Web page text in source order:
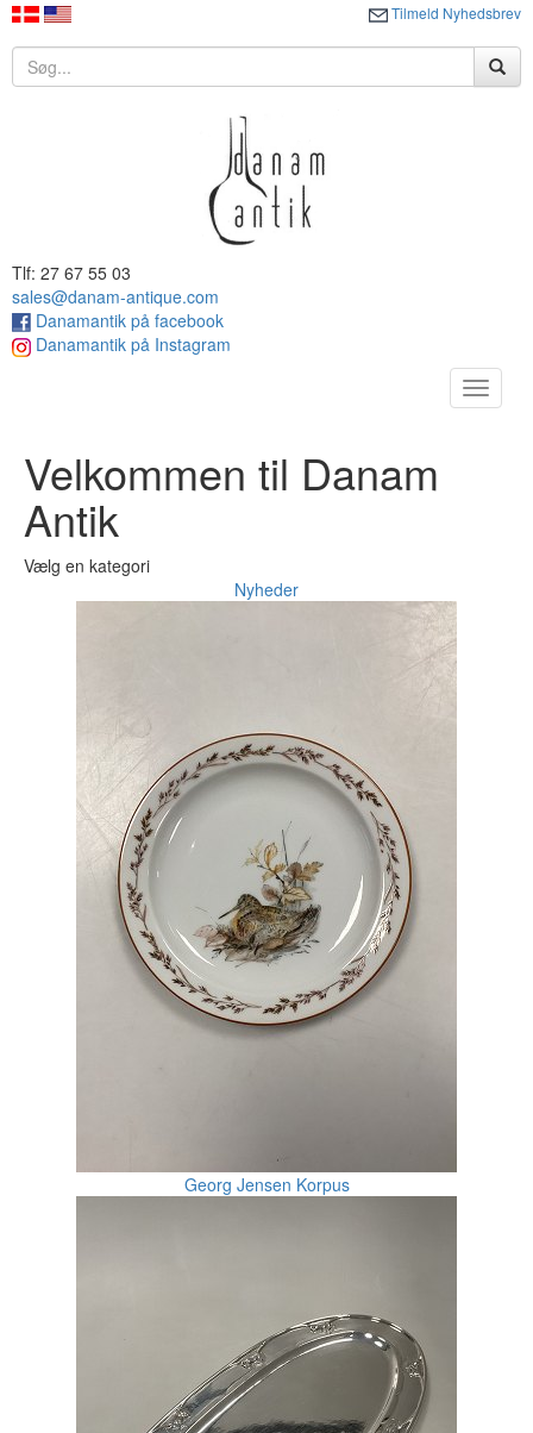
Tilmeld Nyhedsbrev
Tlf: 27 67 55 03
sales@danam-antique.com
Danamantik på facebook
Danamantik på Instagram
Toggle
Velkommen til Danam
Antik
Vælg en kategori
Nyheder
Georg Jensen Korpus